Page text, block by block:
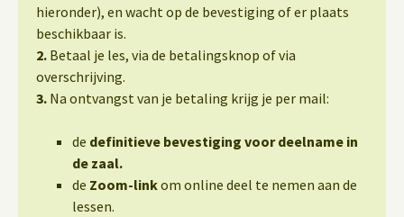
hieronder), en wacht op de bevestiging of er plaats
beschikbaar is.
2. Betaal je les, via de betalingsknop of via
overschrijving.
3. Na ontvangst van je betaling krijg je per mail:
de definitieve bevestiging voor deelname in
de zaal.
de Zoom-linkom online deel te nemen aan de
lessen.